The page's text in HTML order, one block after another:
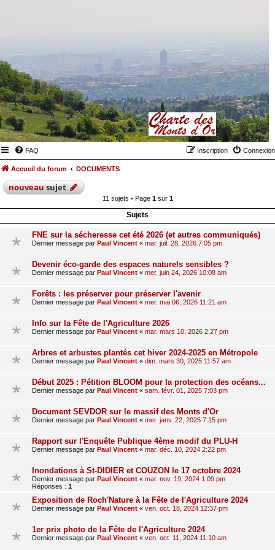
FAQ Connexion
Inscription
Accueil du forum DOCUMENTS
nouveausujet
11 sujets • Page 1sur 1
Sujets
FNE sur la sécheresse cet été 2026 (et autres communiqués)
Dernier message par Paul Vincent « mar. juil. 28, 2026 7:05 pm
Devenir éco-garde des espaces naturels sensibles ?
Dernier message par Paul Vincent « mer. juin 24, 2026 10:08 am
Forêts : les préserver pour préserver l'avenir
Dernier message par Paul Vincent « mer. mai 06, 2026 11:21 am
Info sur la Fête de l'Agriculture 2026
Dernier message par Paul Vincent « mar. mars 10, 2026 2:27 pm
Arbres et arbustes plantés cet hiver 2024-2025 en Métropole
Dernier message par Paul Vincent « dim. mars 30, 2025 11:57 am
Début 2025 : Pétition BLOOM pour la protection des océans...
Dernier message par Paul Vincent « sam. févr. 01, 2025 7:03 pm
Document SEVDOR sur le massif des Monts d'Or
Dernier message par Paul Vincent « mer. janv. 22, 2025 7:15 pm
Rapport sur l'Enquête Publique 4ème modif du PLU-H
Dernier message par Paul Vincent « mar. déc. 10, 2024 2:22 pm
Inondations à St-DIDIER et COUZON le 17 octobre 2024
Dernier message par Paul Vincent « mar. nov. 19, 2024 1:09 pm
Réponses : 1
Exposition de Roch'Nature à la Fête de l'Agriculture 2024
Dernier message par Paul Vincent « ven. oct. 18, 2024 12:37 pm
1er prix photo de la Fête de l'Agriculture 2024
Dernier message par Paul Vincent « ven. oct. 11, 2024 11:10 am